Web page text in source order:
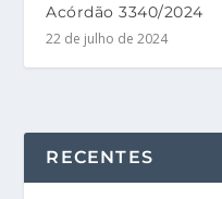
Acórdão 3340/2024
22 de julho de 2024
RECENTES